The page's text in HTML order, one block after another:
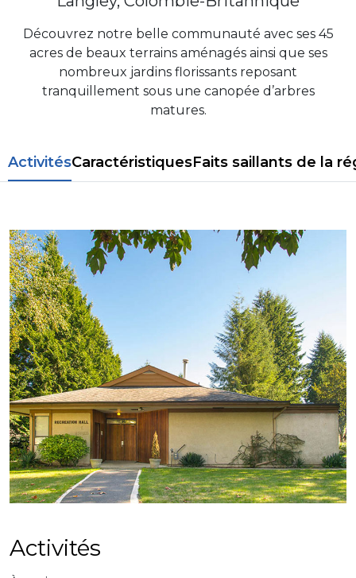
Découvrez notre belle communauté avec ses 45
acres de beaux terrains aménagés ainsi que ses
nombreux jardins florissants reposant
tranquillement sous une canopée d’arbres
matures.
ActivitésCaractéristiquesFaits saillants de la
Activités